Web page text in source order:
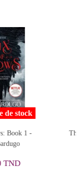
Infinite Threads -
Tahereh Mafi